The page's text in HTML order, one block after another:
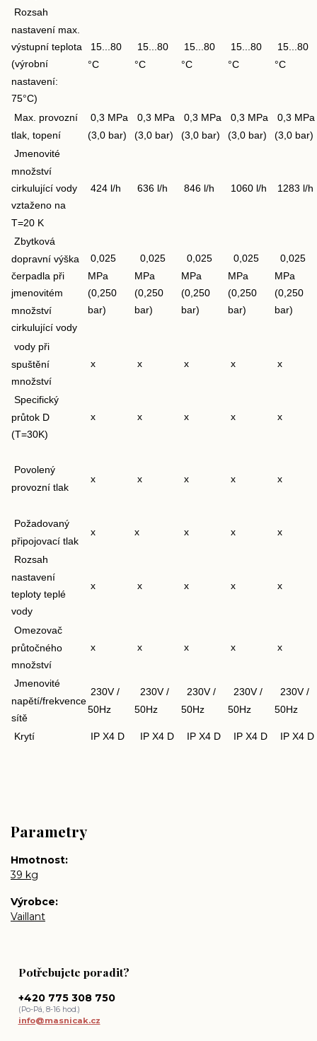
Rozsah
nastavení max.
výstupní teplota
(výrobní
nastavení:
75°C)
15...80
°C
15...80
°C
15...80
°C
15...80
°C
15...80
°C
Max. provozní
tlak, topení
0,3 MPa
(3,0 bar)
0,3 MPa
(3,0 bar)
0,3 MPa
(3,0 bar)
0,3 MPa
(3,0 bar)
0,3 MPa
(3,0 bar)
Jmenovité
množství
cirkulující vody
vztaženo na
T=20 K
424 l/h 636 l/h 846 l/h 1060 l/h 1283 l/h
Zbytková
dopravní výška
čerpadla při
jmenovitém
množství
cirkulující vody
0,025
MPa
(0,250
bar)
0,025
MPa
(0,250
bar)
0,025
MPa
(0,250
bar)
0,025
MPa
(0,250
bar)
0,025
MPa
(0,250
bar)
vody při
spuštění
množství
x x x x x
Specifický
průtok D
(T=30K)
x x x x x
Povolený
provozní tlak
x x x x x
Požadovaný
připojovací tlak
x x x x x
Rozsah
nastavení
teploty teplé
vody
x x x x x
Omezovač
průtočného
množství
x x x x x
Jmenovité
napětí/frekvence
sítě
230V /
50Hz
230V /
50Hz
230V /
50Hz
230V /
50Hz
230V /
50Hz
Krytí IP X4 D IP X4 D IP X4 D IP X4 D IP X4 D
Parametry
Hmotnost
39 kg
Výrobce
Vaillant
Potřebujete poradit?
+420 775 308 750
(Po-Pá, 8-16 hod.)
info@masnicak.cz